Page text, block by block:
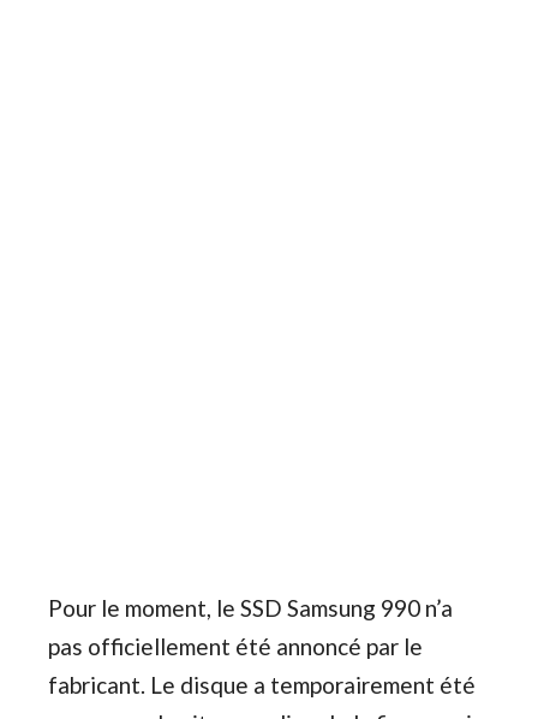
Pour le moment, le SSD Samsung 990 n’a
pas officiellement été annoncé par le
fabricant. Le disque a temporairement été